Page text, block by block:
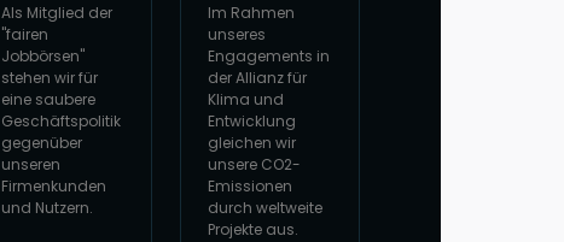
Als Mitglied der
"fairen
Jobbörsen"
stehen wir für
eine saubere
Geschäftspolitik
gegenüber
unseren
Firmenkunden
und Nutzern.
Im Rahmen
unseres
Engagements in
der Allianz für
Klima und
Entwicklung
gleichen wir
unsere CO2-
Emissionen
durch weltweite
Projekte aus.